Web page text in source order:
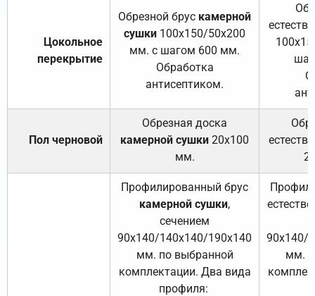
Цокольное
перекрытие
Обрезной брус камерной
сушки 100х150/50х200
мм. с шагом 600 мм.
Обработка
антисептиком.
Пол черновой
Обрезная доска
камерной сушки 20х100
мм.
Профилированный брус
камерной сушки,
сечением
90х140/140х140/190х140
мм. по выбранной
комплектации. Два вида
профиля:
90х140/
мм.